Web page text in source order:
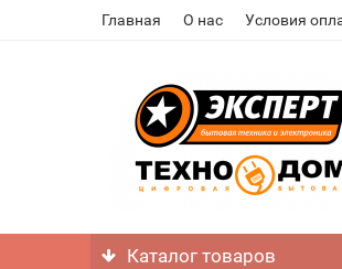
Главная О нас Условия
Каталог товаров